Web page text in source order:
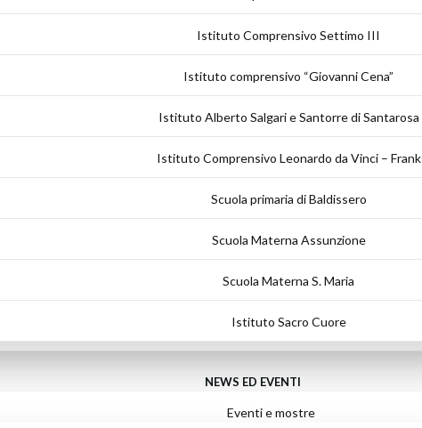
Istituto Comprensivo Settimo III
Istituto comprensivo “Giovanni Cena”
Istituto Alberto Salgari e Santorre di Santarosa
Istituto Comprensivo Leonardo da Vinci – Frank
Scuola primaria di Baldissero
Scuola Materna Assunzione
Scuola Materna S. Maria
Istituto Sacro Cuore
NEWS ED EVENTI
Eventi e mostre